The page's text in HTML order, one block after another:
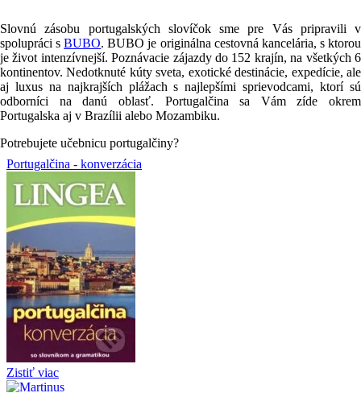
Slovnú zásobu portugalských slovíčok sme pre Vás pripravili v
spolupráci sBUBO. BUBO je originálna cestovná kancelária, s ktorou
je život intenzívnejší. Poznávacie zájazdy do 152 krajín, na všetkých 6
kontinentov. Nedotknuté kúty sveta, exotické destinácie, expedície, ale
aj luxus na najkrajších plážach s najlepšími sprievodcami, ktorí sú
odborníci na danú oblasť. Portugalčina sa Vám zíde okrem
Portugalska aj v Brazílii alebo Mozambiku.
Potrebujete učebnicu portugalčiny?